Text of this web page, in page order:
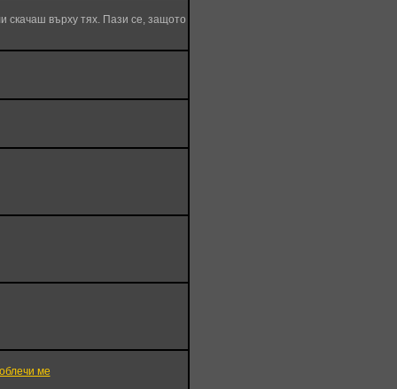
скачаш върху тях. Пази се, защото
облечи ме